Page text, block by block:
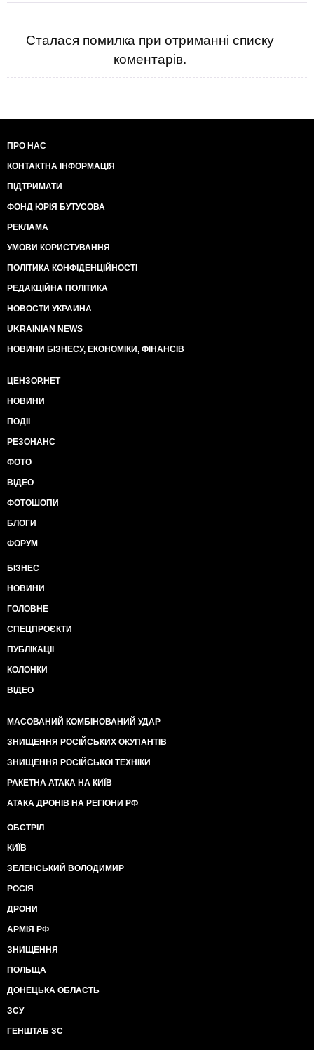
Сталася помилка при отриманні списку
коментарів.
ПРО НАС
КОНТАКТНА ІНФОРМАЦІЯ
ПІДТРИМАТИ
ФОНД ЮРІЯ БУТУСОВА
РЕКЛАМА
УМОВИ КОРИСТУВАННЯ
ПОЛІТИКА КОНФІДЕНЦІЙНОСТІ
РЕДАКЦІЙНА ПОЛІТИКА
НОВОСТИ УКРАИНА
UKRAINIAN NEWS
НОВИНИ БІЗНЕСУ, ЕКОНОМІКИ, ФІНАНСІВ
ЦЕНЗОР.НЕТ
НОВИНИ
ПОДІЇ
РЕЗОНАНС
ФОТО
ВІДЕО
ФОТОШОПИ
БЛОГИ
ФОРУМ
БІЗНЕС
НОВИНИ
ГОЛОВНЕ
СПЕЦПРОЄКТИ
ПУБЛІКАЦІЇ
КОЛОНКИ
ВІДЕО
МАСОВАНИЙ КОМБІНОВАНИЙ УДАР
ЗНИЩЕННЯ РОСІЙСЬКИХ ОКУПАНТІВ
ЗНИЩЕННЯ РОСІЙСЬКОЇ ТЕХНІКИ
РАКЕТНА АТАКА НА КИЇВ
АТАКА ДРОНІВ НА РЕГІОНИ РФ
ОБСТРІЛ
КИЇВ
ЗЕЛЕНСЬКИЙ ВОЛОДИМИР
РОСІЯ
ДРОНИ
АРМІЯ РФ
ЗНИЩЕННЯ
ПОЛЬЩА
ДОНЕЦЬКА ОБЛАСТЬ
ЗСУ
ГЕНШТАБ ЗС